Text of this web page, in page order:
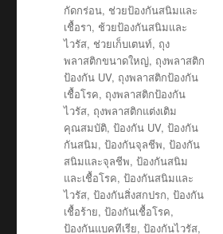
กัดกร่อน, ช่วยป้องกันสนิมและ
เชื้อรา, ช้วยป้องกันสนิมและ
ไวรัส, ช่วยเก็บเตนท์, ถุง
พลาสติกขนาดใหญ่, ถุงพลาสติก
ป้องกัน UV, ถุงพลาสติกป้องกัน
เชื้อโรค, ถุงพลาสติกป้องกัน
ไวรัส, ถุงพลาสติกแต่งเติม
คุณสมบัติ,ป้องกัน UV,ป้องกัน
กันสนิม,ป้องกันจุลชีพ,ป้องกัน
สนิมและจุลชีพ,ป้องกันสนิม
และเชื้อโรค,ป้องกันสนิมและ
ไวรัส,ป้องกันสิ่งสกปรก,ป้องกัน
เชื้อร้าย,ป้องกันเชื้อโรค,
ป้องกันแบคทีเรีย,ป้องกันไวรัส,